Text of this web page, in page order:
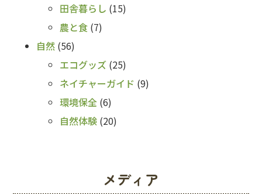
田舎暮らし (15)
農と食 (7)
自然 (56)
エコグッズ (25)
ネイチャーガイド (9)
環境保全 (6)
自然体験 (20)
メディア